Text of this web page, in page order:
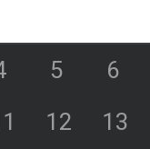
5
6
12 13